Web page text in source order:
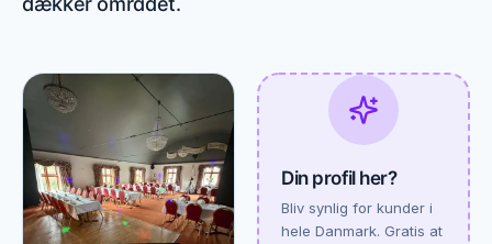
Din profil her?
Bliv synlig for kunder i
hele Danmark. Gratis at